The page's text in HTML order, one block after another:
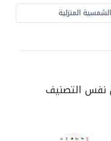
المنزلية
نفس التصنيف